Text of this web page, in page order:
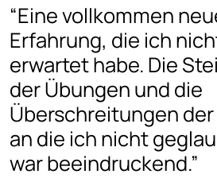
“Eine vollkommen
Erfahrung, die ich
erwartet habe. Die
der Übungen und die
Überschreitungen der
an die ich nicht
war beeindruckend.”